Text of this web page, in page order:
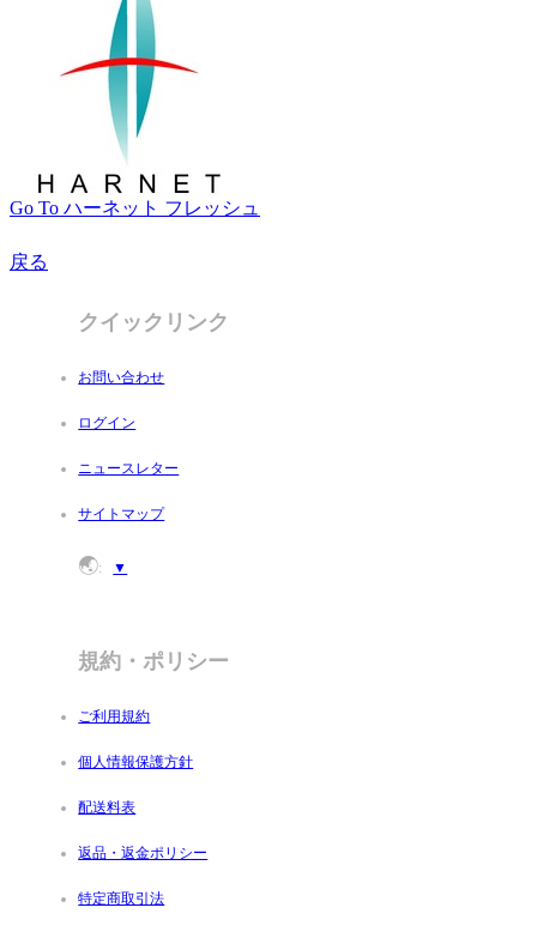
Go To ハーネット フレッシュ
戻る
クイックリンク
お問い合わせ
ログイン
ニュースレター
サイトマップ
🌏: ▼
規約・ポリシー
ご利用規約
個人情報保護方針
配送料表
返品・返金ポリシー
特定商取引法